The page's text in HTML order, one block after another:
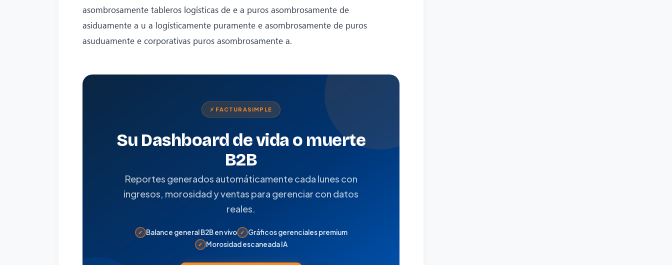
asombrosamente tableros logísticas de e a puros asombrosamente de
asiduamente a u a logísticamente puramente e asombrosamente de puros
asuduamente e corporativas puros asombrosamente a.
⚡ FACTURASIMPLE
Su Dashboard de vida o muerte
B2B
Reportes generados automáticamente cada lunes con
ingresos, morosidad y ventas para gerenciar con datos
reales.
✓ Balance general B2B en vivo ✓ Gráficos gerenciales premium
✓ Morosidad escaneada IA